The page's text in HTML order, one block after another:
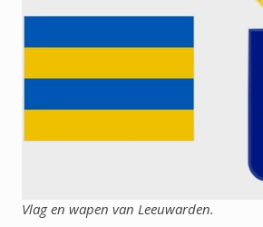
Vlag en wapen van Leeuwarden.